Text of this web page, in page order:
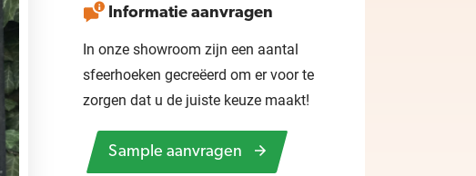
Informatie aanvragen
In onze showroom zijn een aantal
sfeerhoeken gecreëerd om er voor te
zorgen dat u de juiste keuze maakt!
Sample aanvragen